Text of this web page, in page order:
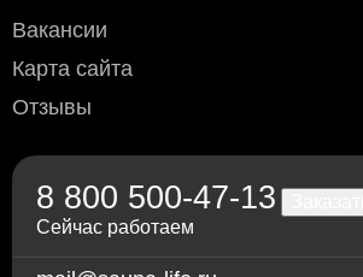
Вакансии
Карта сайта
Отзывы
8 800 500-47-13
Сейчас работаем